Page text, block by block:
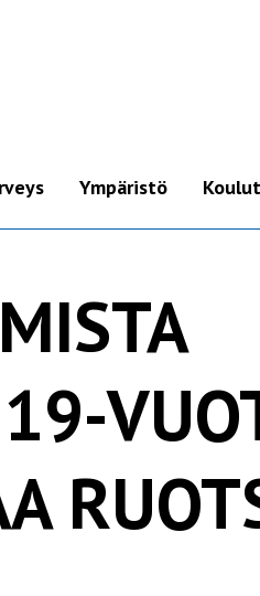
Aivokasvaimet ja
syöpä
dementiasairaudet
Kilpirauhasongelmat
Ympäristö Koulut